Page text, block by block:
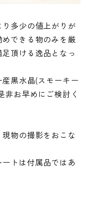
多少の値上がりが
できる物のみを厳
頂ける逸品となっ
黒水晶(スモーキー
非お早めにご検討く
物の撮影をおこな
トは付属品ではあ